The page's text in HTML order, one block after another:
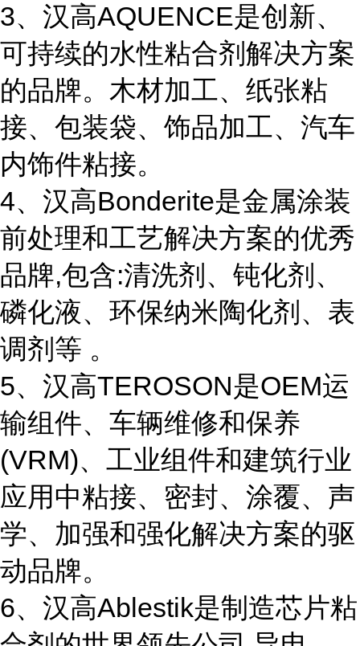
3、汉高AQUENCE是创新、
可持续的水性粘合剂解决方案
的品牌。木材加工、纸张粘
接、包装袋、饰品加工、汽车
内饰件粘接。
4、汉高Bonderite是金属涂装
前处理和工艺解决方案的优秀
品牌,包含:清洗剂、钝化剂、
磷化液、环保纳米陶化剂、表
调剂等 。
5、汉高TEROSON是OEM运
输组件、车辆维修和保养
(VRM)、工业组件和建筑行业
应用中粘接、密封、涂覆、声
学、加强和强化解决方案的驱
动品牌。
6、汉高Ablestik是制造芯片粘